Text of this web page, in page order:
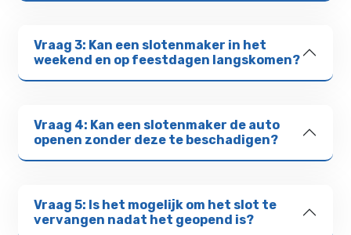
Vraag 3: Kan een slotenmaker in het
weekend en op feestdagen langskomen?
Vraag 4: Kan een slotenmaker de auto
openen zonder deze te beschadigen?
Vraag 5: Is het mogelijk om het slot te
vervangen nadat het geopend is?